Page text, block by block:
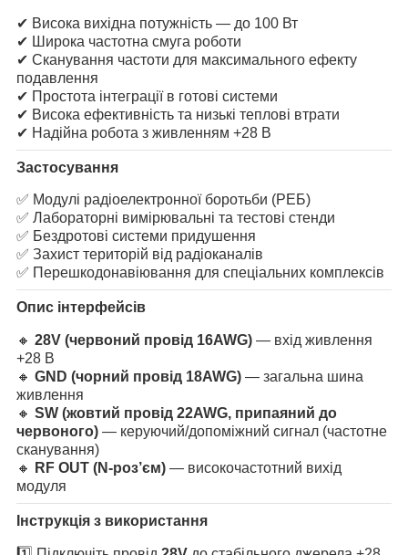
✔ Висока вихідна потужність — до 100 Вт
✔ Широка частотна смуга роботи
✔ Сканування частоти для максимального ефекту
подавлення
✔ Простота інтеграції в готові системи
✔ Висока ефективність та низькі теплові втрати
✔ Надійна робота з живленням +28 В
Застосування
✅ Модулі радіоелектронної боротьби (РЕБ)
✅ Лабораторні вимірювальні та тестові стенди
✅ Бездротові системи придушення
✅ Захист територій від радіоканалів
✅ Перешкодонавіювання для спеціальних комплексів
Опис інтерфейсів
🔸 28V (червоний провід 16AWG) — вхід живлення
+28 В
🔸 GND (чорний провід 18AWG) — загальна шина
живлення
🔸 SW (жовтий провід 22AWG, припаяний до
червоного) — керуючий/допоміжний сигнал (частотне
сканування)
🔸
RF OUT (N-роз’єм) — високочастотний вихід
модуля
Інструкція з використання